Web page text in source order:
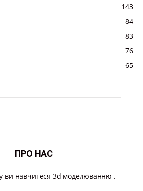
143
84
83
76
65
ПРО НАС
ви навчитеся 3d моделюванню .